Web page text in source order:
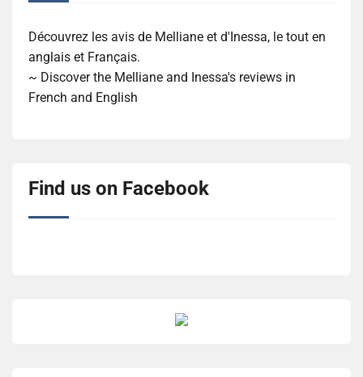
Découvrez les avis de Melliane et d'Inessa, le tout en
anglais et Français.
~ Discover the Melliane and Inessa's reviews in
French and English
Find us on Facebook